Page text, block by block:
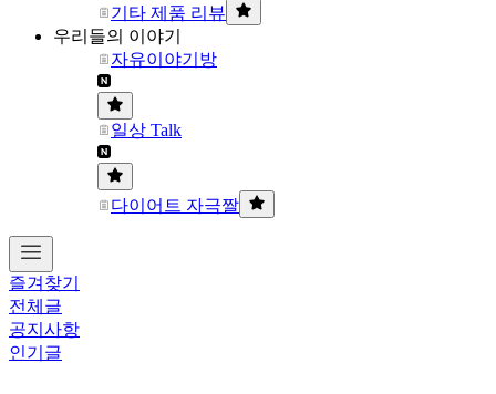
기타 제품 리뷰
우리들의 이야기
자유이야기방
일상 Talk
다이어트 자극짤
즐겨찾기
전체글
공지사항
인기글